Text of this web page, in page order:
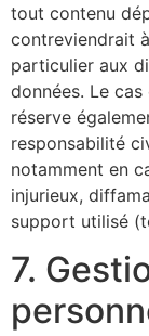
tout contenu
contreviendrait
particulier aux
données. Le cas
réserve
responsabilité
notamment en
injurieux,
support utilisé
7.